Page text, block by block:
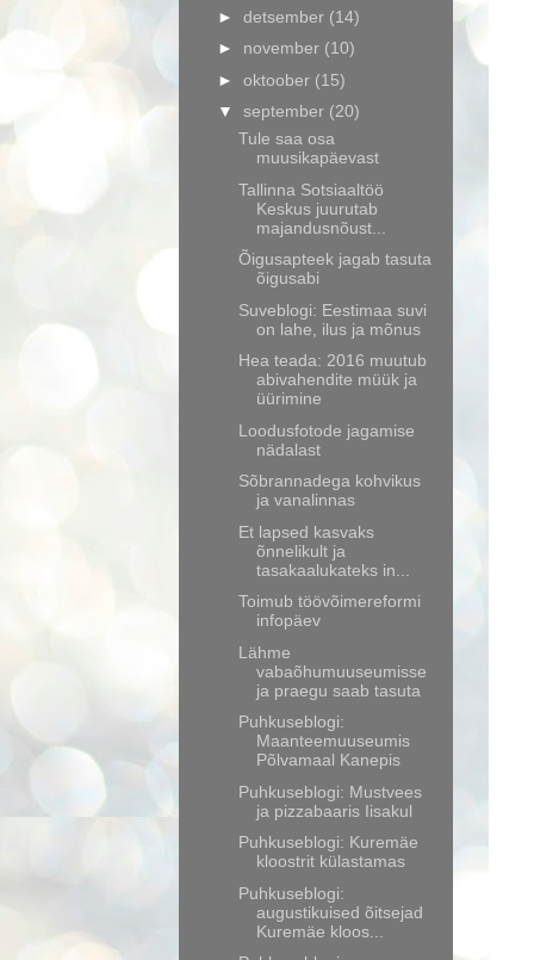
► detsember (14)
► november (10)
► oktoober (15)
▼ september (20)
Tule saa osa
muusikapäevast
Tallinna Sotsiaaltöö
Keskus juurutab
majandusnõust...
Õigusapteek jagab tasuta
õigusabi
Suveblogi: Eestimaa suvi
on lahe, ilus ja mõnus
Hea teada: 2016 muutub
abivahendite müük ja
üürimine
Loodusfotode jagamise
nädalast
Sõbrannadega kohvikus
ja vanalinnas
Et lapsed kasvaks
õnnelikult ja
tasakaalukateks in...
Toimub töövõimereformi
infopäev
Lähme
vabaõhumuuseumisse
ja praegu saab tasuta
Puhkuseblogi:
Maanteemuuseumis
Põlvamaal Kanepis
Puhkuseblogi: Mustvees
ja pizzabaaris Iisakul
Puhkuseblogi: Kuremäe
kloostrit külastamas
Puhkuseblogi:
augustikuised õitsejad
Kuremäe kloos...